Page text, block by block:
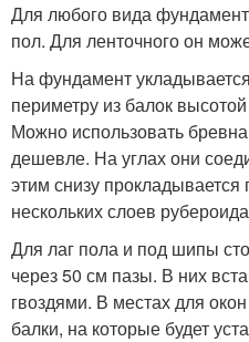
Двускатная крыша
Для любого вида
пол. Для ленточного он
На фундамент
периметру из балок
Можно использовать
дешевле. На углах они
этим снизу прокладывается
нескольких слоев
Для лаг пола и под шипы
через 50 см пазы. В них
гвоздями. В местах для
балки, на которые будет